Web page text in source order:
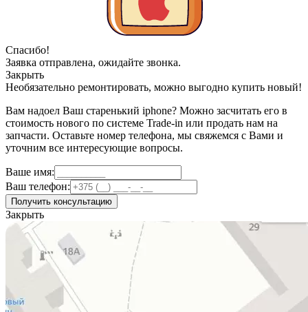
Спасибо!
Заявка отправлена, ожидайте звонка.
Закрыть
Необязательно ремонтировать, можно выгодно купить новый!
Вам надоел Ваш старенький iphone? Можно засчитать его в
стоимость нового по системе Trade-in или продать нам на
запчасти. Оставьте номер телефона, мы свяжемся с Вами и
уточним все интересующие вопросы.
Ваше имя:
Ваш телефон:
Получить консультацию
Закрыть